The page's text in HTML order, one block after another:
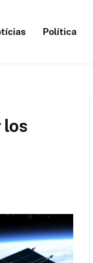
Política
los